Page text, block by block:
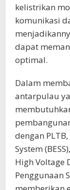
kelistrikan
komunikasi
dapat
optimal.
Dalam
antarpulau
dengan
System
High Voltage
Penggunaan